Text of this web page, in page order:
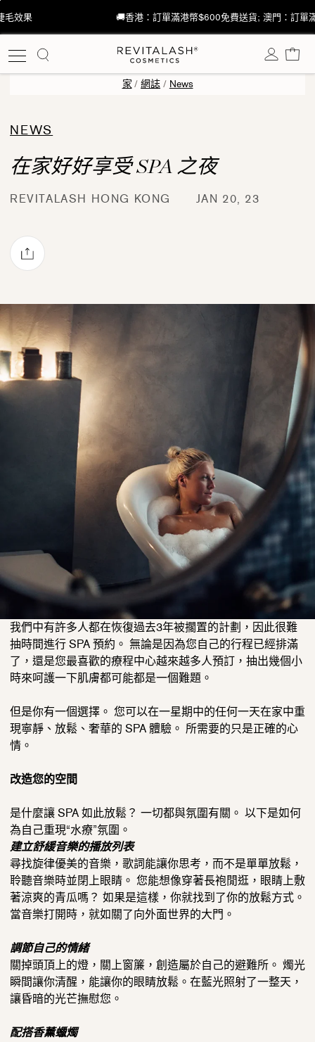
至
容
🚚香港：訂單滿港幣$600免費送貨; 澳門：訂單滿港幣$1,000免費送貨
購
家 / 網誌 / News
NEWS
在家好好享受 SPA 之夜
REVITALASH HONG KONG JAN 20, 23
上發佈 Pin 貼文
上發佈 Twitter 貼文
透過電子郵件分享
我們中有許多人都在恢復過去3年被擱置的計劃， 因此很難
抽時間進行 SPA 預約。 無論是因為您自己的行程已經排滿
了， 還是您最喜歡的療程中心越來越多人預訂， 抽出幾個小
時來呵護一下肌膚都可能都是一個難題。
但是你有一個選擇。 您可以在一星期中的任何一天在家中重
現寧靜、放鬆、奢華的 SPA 體驗。 所需要的只是正確的心
情。
改造您的空間
是什麼讓 SPA 如此放鬆？ 一切都與氛圍有關。 以下是如何
為自己重現“水療”氛圍。
建立舒緩音樂的播放列表
尋找旋律優美的音樂，歌詞能讓你思考，而不是單單放鬆，
聆聽音樂時並閉上眼睛。 您能想像穿著長袍閒逛，眼睛上敷
著涼爽的青瓜嗎？ 如果是這樣，你就找到了你的放鬆方式。
當音樂打開時，就如關了向外面世界的大門。
調節自己的情緒
關掉頭頂上的燈，關上窗簾，創造屬於自己的避難所。 燭光
瞬間讓你清醒，能讓你的眼睛放鬆。在藍光照射了一整天，
讓昏暗的光芒撫慰您。
配搭香薰蠟燭